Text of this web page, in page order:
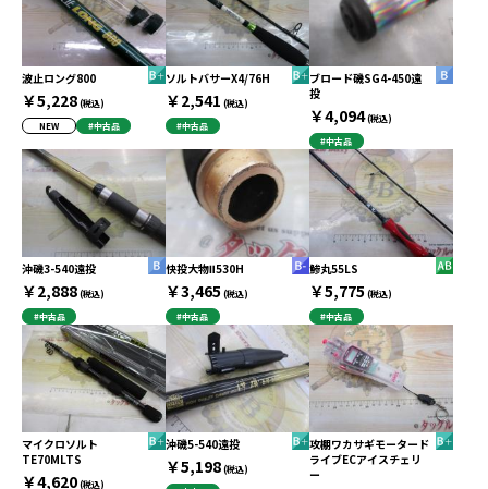
波止ロング800
￥5,228(税込)
NEW
#中古品
ソルトバサーX4/76H
￥2,541 (税込)
#中古品
ブロード磯SG4-450遠
投
￥4,094(税込)
#中古品
沖磯3-540遠投
￥2,888(税込)
#中古品
快投大物Ⅱ530H
￥3,465 (税込)
#中古品
鯵丸55LS
￥5,775 (税込)
#中古品
マイクロソルト
TE70MLTS
￥4,620(税込)
沖磯5-540遠投
￥5,198(税込)
攻棚ワカサギモータード
ライブECアイスチェリ
ー